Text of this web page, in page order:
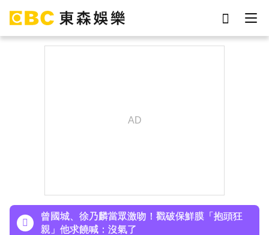
秀超狂腹肌
曾國城、徐乃麟當眾激吻！戳破保鮮膜「抱頭狂
親」他求饒喊：沒氣了